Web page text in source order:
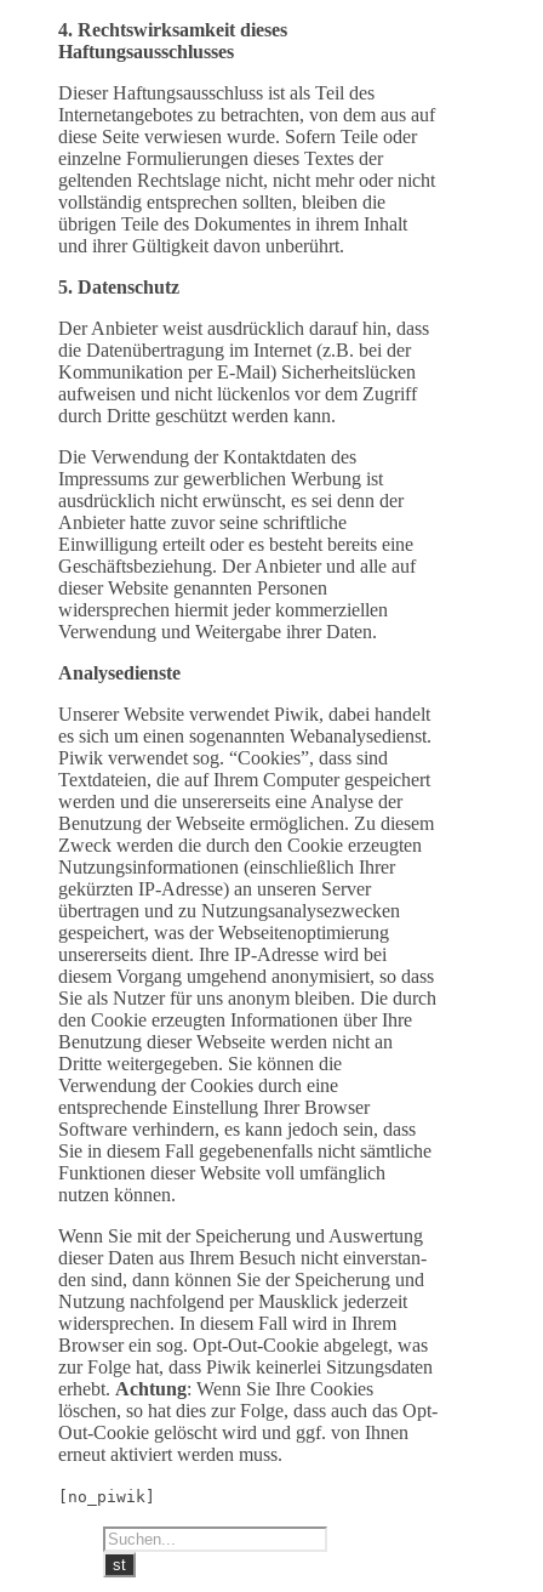
4. Rechtswirksamkeit dieses
Haftungsausschlusses
Dieser Haftungsausschluss ist als Teil des
Internetangebotes zu betrachten, von dem aus auf
diese Seite verwiesen wurde. Sofern Teile oder
einzelne Formulierungen dieses Textes der
geltenden Rechtslage nicht, nicht mehr oder nicht
vollständig entsprechen sollten, bleiben die
übrigen Teile des Dokumentes in ihrem Inhalt
und ihrer Gültigkeit davon unberührt.
5. Datenschutz
Der Anbieter weist ausdrücklich darauf hin, dass
die Datenübertragung im Internet (z.B. bei der
Kommunikation per E-Mail) Sicherheitslücken
aufweisen und nicht lückenlos vor dem Zugriff
durch Dritte geschützt werden kann.
Die Verwendung der Kontaktdaten des
Impressums zur gewerblichen Werbung ist
ausdrücklich nicht erwünscht, es sei denn der
Anbieter hatte zuvor seine schriftliche
Einwilligung erteilt oder es besteht bereits eine
Geschäftsbeziehung. Der Anbieter und alle auf
dieser Website genannten Personen
widersprechen hiermit jeder kommerziellen
Verwendung und Weitergabe ihrer Daten.
Analysedienste
Unserer Website verwendet Piwik, dabei handelt
es sich um einen sogenannten Webanalysedienst.
Piwik verwendet sog. “Cookies”, dass sind
Textdateien, die auf Ihrem Computer gespeichert
werden und die unsererseits eine Analyse der
Benutzung der Webseite ermöglichen. Zu diesem
Zweck werden die durch den Cookie erzeugten
Nutzungsinformationen (einschließlich Ihrer
gekürzten IP-Adresse) an unseren Server
übertragen und zu Nutzungsanalysezwecken
gespeichert, was der Webseitenoptimierung
unsererseits dient. Ihre IP-Adresse wird bei
diesem Vorgang umge­hend anony­mi­siert, so dass
Sie als Nutzer für uns anonym bleiben. Die durch
den Cookie erzeugten Informationen über Ihre
Benutzung dieser Webseite werden nicht an
Dritte weitergegeben. Sie können die
Verwendung der Cookies durch eine
entsprechende Einstellung Ihrer Browser
Software verhindern, es kann jedoch sein, dass
Sie in diesem Fall gegebenenfalls nicht sämtliche
Funktionen dieser Website voll umfänglich
nutzen können.
Wenn Sie mit der Spei­che­rung und Aus­wer­tung
die­ser Daten aus Ihrem Besuch nicht ein­ver­stan­
den sind, dann kön­nen Sie der Spei­che­rung und
Nut­zung nachfolgend per Maus­klick jederzeit
wider­spre­chen. In diesem Fall wird in Ihrem
Browser ein sog. Opt-Out-Cookie abgelegt, was
zur Folge hat, dass Piwik kei­ner­lei Sit­zungs­da­ten
erhebt. Achtung: Wenn Sie Ihre Cookies
löschen, so hat dies zur Folge, dass auch das Opt-
Out-Cookie gelöscht wird und ggf. von Ihnen
erneut aktiviert werden muss.
[no_piwik]